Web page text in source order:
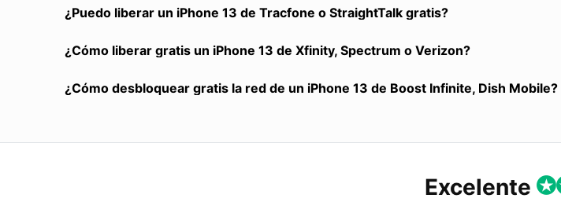
¿Puedo liberar un iPhone 13 de Tracfone o StraightTalk gratis?
¿Cómo liberar gratis un iPhone 13 de Xfinity, Spectrum o Verizon?
¿Cómo desbloquear gratis la red de un iPhone 13 de Boost Infinite, Dish Mobile?
Excelente